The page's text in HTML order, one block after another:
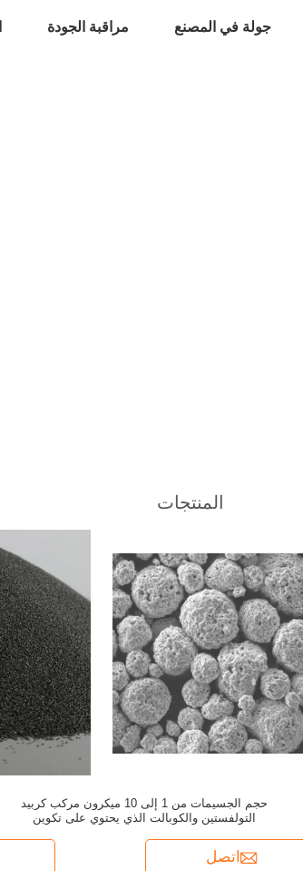
جولة في المصنع مراقبة الجودة
المنتجات
حجم الجسيمات من 1 إلى 10 ميكرون مركب كربيد
التولفستين والكوبالت الذي يحتوي على تكوين
اتصل